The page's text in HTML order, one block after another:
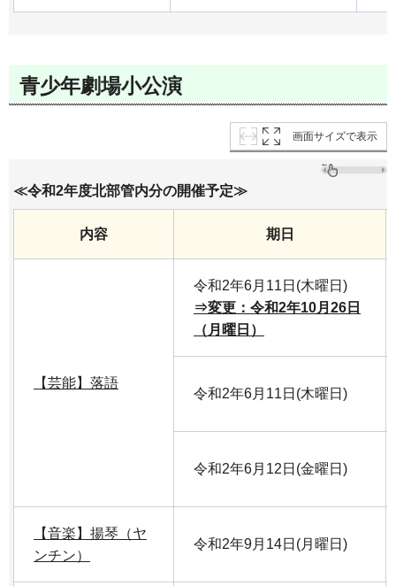
青少年劇場小公演
画面サイズで表示
≪令和2年度北部管内分の開催予定≫
内容 期日
【芸能】落語
令和2年6月11日(木曜日)
⇒変更：令和2年10月26日
（月曜日）
令和2年6月11日(木曜日)
令和2年6月12日(金曜日)
【音楽】揚琴（ヤ
ンチン）
令和2年9月14日(月曜日)